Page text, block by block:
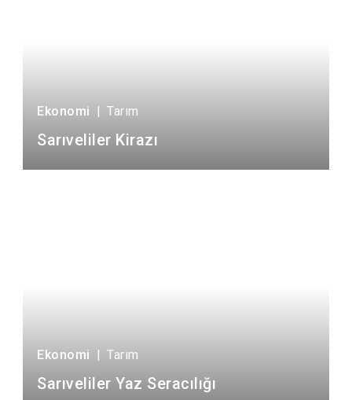
Ekonomi | Tarım
Sarıveliler Kirazı
Ekonomi | Tarım
Sarıveliler Yaz Seracılığı